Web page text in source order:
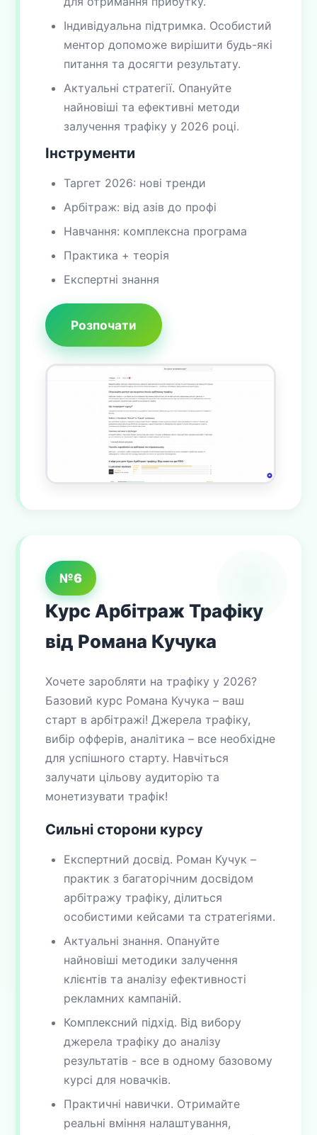
Індивідуальна підтримка. Особистий
ментор допоможе вирішити будь-які
питання та досягти результату.
Актуальні стратегії. Опануйте
найновіші та ефективні методи
залучення трафіку у 2026 році.
Інструменти
Таргет 2026: нові тренди
Арбітраж: від азів до профі
Навчання: комплексна програма
Практика + теорія
Експертні знання
Розпочати
№6
Курс Арбітраж Трафіку
від Романа Кучука
Хочете заробляти на трафіку у 2026?
Базовий курс Романа Кучука – ваш
старт в арбітражі! Джерела трафіку,
вибір офферів, аналітика – все необхідне
для успішного старту. Навчіться
залучати цільову аудиторію та
монетизувати трафік!
Сильні сторони курсу
Експертний досвід. Роман Кучук –
практик з багаторічним досвідом
арбітражу трафіку, ділиться
особистими кейсами та стратегіями.
Актуальні знання. Опануйте
найновіші методики залучення
клієнтів та аналізу ефективності
рекламних кампаній.
Комплексний підхід. Від вибору
джерела трафіку до аналізу
результатів - все в одному базовому
курсі для новачків.
Практичні навички. Отримайте
реальні вміння налаштування,